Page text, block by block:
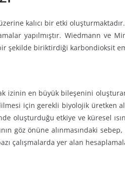
kalıcı bir etki
yapılmıştır. Wiedmann ve
şekilde biriktirdiği karbondioksit
izinin en büyük bileşenini
için gerekli biyolojik üretken
oluşturduğu etkiye ve küresel
göz önüne alınmasındaki
çalışmalarda yer alan